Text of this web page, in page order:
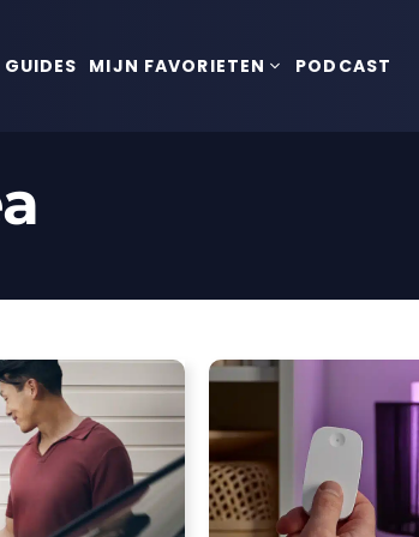
GUIDES MIJN FAVORIETEN PODCAST